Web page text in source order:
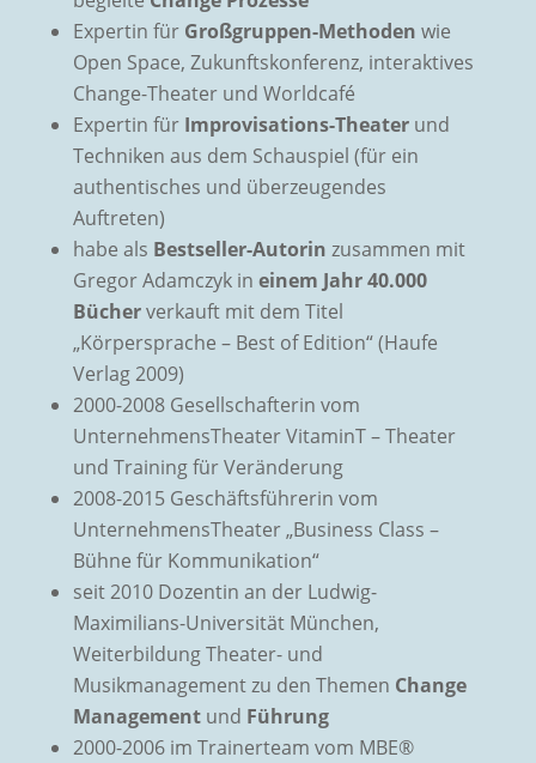
Expertin für Großgruppen-Methoden wie
Open Space, Zukunftskonferenz, interaktives
Change-Theater und Worldcafé
Expertin für Improvisations-Theaterund
Techniken aus dem Schauspiel (für ein
authentisches und überzeugendes
Auftreten)
habe als Bestseller-Autorin zusammen mit
Gregor Adamczyk in einem Jahr 40.000
Bücherverkauft mit dem Titel
„Körpersprache – Best of Edition“ (Haufe
Verlag 2009)
2000-2008 Gesellschafterin vom
UnternehmensTheater VitaminT – Theater
und Training für Veränderung
2008-2015 Geschäftsführerin vom
UnternehmensTheater „Business Class –
Bühne für Kommunikation“
seit 2010 Dozentin an der Ludwig-
Maximilians-Universität München,
Weiterbildung Theater- und
Musikmanagement zu den Themen Change
Managementund Führung
2000-2006 im Trainerteam vom MBE®